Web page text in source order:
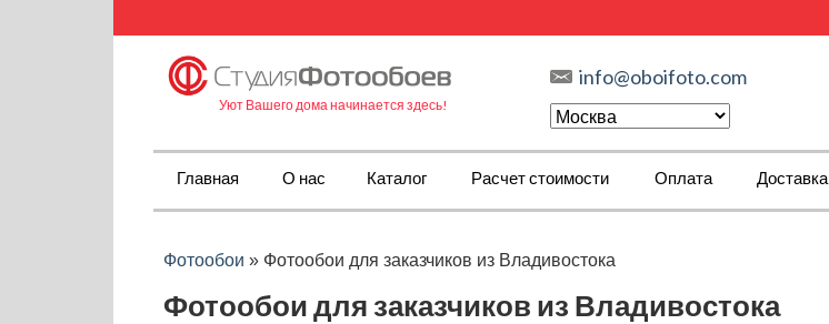
Уют Вашего дома начинается здесь!
info@oboifoto.com
Главная О нас Каталог Расчет стоимости Оплата Доставка
Фотообои » Фотообои для заказчиков из Владивостока
Фотообои для заказчиков из Владивостока